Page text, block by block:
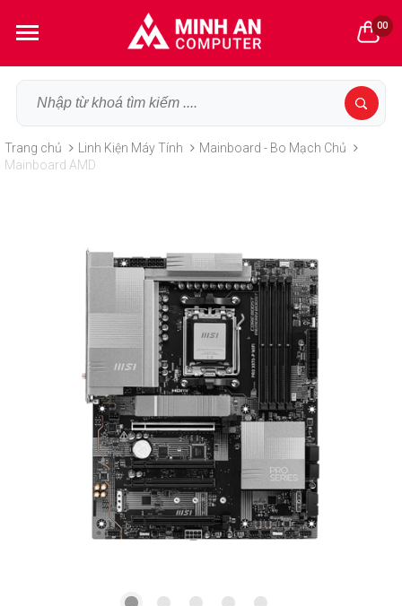
00
Trang chủ Linh Kiện Máy Tính
Mainboard - Bo Mạch Chủ
Mainboard AMD